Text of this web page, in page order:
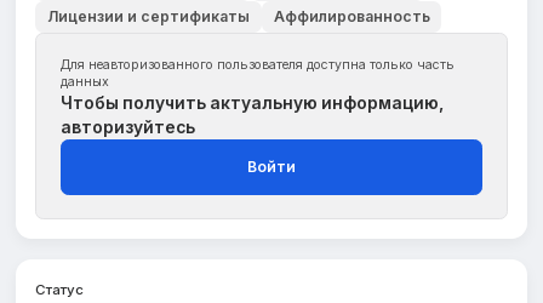
Лицензии и сертификаты
Аффилированность
Для неавторизованного пользователя доступна только часть
данных
Чтобы получить актуальную информацию,
авторизуйтесь
Войти
Статус